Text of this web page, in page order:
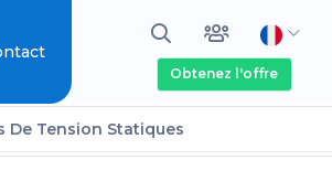
Obtenez l'offre
De Tension Statiques